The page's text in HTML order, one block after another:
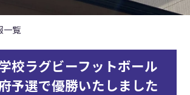
一覧
校ラグビーフットボール
予選で優勝いたしました